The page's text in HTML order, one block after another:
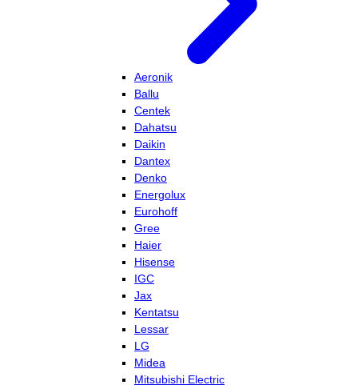
Aeronik
Ballu
Centek
Dahatsu
Daikin
Dantex
Denko
Energolux
Eurohoff
Gree
Haier
Hisense
IGC
Jax
Kentatsu
Lessar
LG
Midea
Mitsubishi Electric